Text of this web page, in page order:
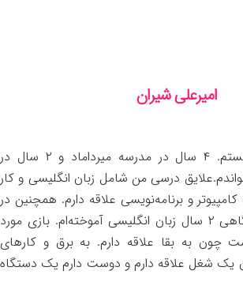
امیرعلی شیران
من امیرعلی شیران هستم. ۴ سال در مدرسه میرداماد و ۲ سال در
درسی من شامل زبان انگلیسی و کار
و برنامه‌نویسی علاقه دارم. همچنین در
آموزشگاه جهاد دانشگاهی ۲ سال زبان انگلیسی آموخته‌ام. بازی مورد
چون به بقا علاقه دارم. به برق و کارهای
یک شغل علاقه دارم و دوست دارم یک دستگاه